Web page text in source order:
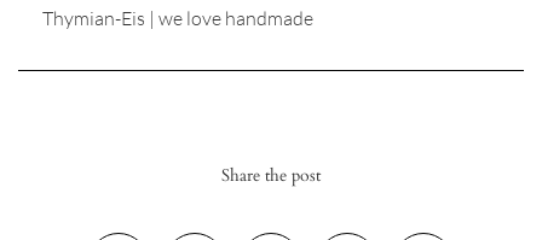
Thymian-Eis | we love handmade
Share the post